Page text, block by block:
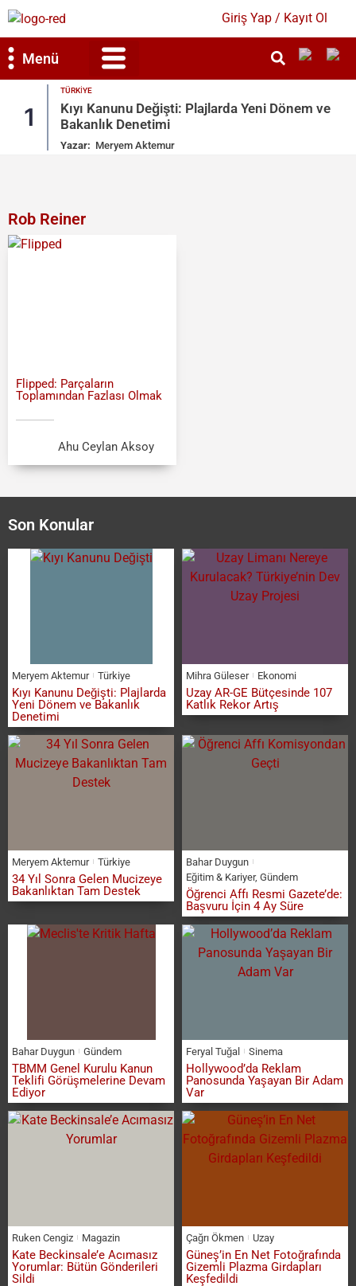
Giriş Yap / Kayıt Ol
Menü
ve 2
Uzay AR-GE Bütçesinde 107 Katlık
Artış
Yazar: Mihra Güleser
Rob Reiner
Flipped: Parçaların
Toplamından Fazlası Olmak
Ahu Ceylan Aksoy
Son Konular
Meryem Aktemur Türkiye
Kıyı Kanunu Değişti: Plajlarda
Yeni Dönem ve Bakanlık
Denetimi
Mihra Güleser Ekonomi
Uzay AR-GE Bütçesinde 107
Katlık Rekor Artış
Meryem Aktemur Türkiye
34 Yıl Sonra Gelen Mucizeye
Bakanlıktan Tam Destek
Bahar Duygun
Eğitim & Kariyer, Gündem
Öğrenci Affı Resmi Gazete’de:
Başvuru İçin 4 Ay Süre
Bahar Duygun Gündem
TBMM Genel Kurulu Kanun
Teklifi Görüşmelerine Devam
Ediyor
Feryal Tuğal Sinema
Hollywood’da Reklam
Panosunda Yaşayan Bir Adam
Var
Ruken Cengiz Magazin
Kate Beckinsale’e Acımasız
Yorumlar: Bütün Gönderileri
Sildi
Çağrı Ökmen Uzay
Güneş’in En Net Fotoğrafında
Gizemli Plazma Girdapları
Keşfedildi